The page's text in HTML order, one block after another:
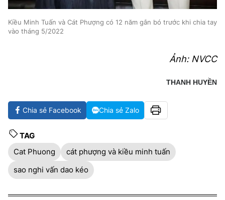
Kiều Minh Tuấn và Cát Phượng có 12 năm gắn bó trước khi chia tay
vào tháng 5/2022
Ảnh: NVCC
THANH HUYỀN
Chia sẻ Facebook Chia sẻ Zalo
TAG
Cat Phuong
cát phượng và kiều minh tuấn
sao nghi vấn dao kéo